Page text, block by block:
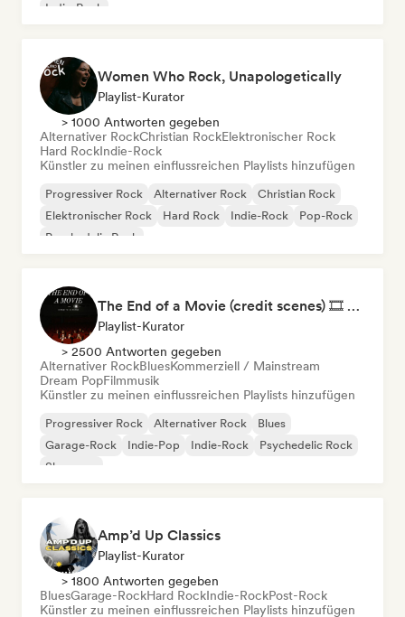
Indie-Rock
Women Who Rock, Unapologetically
Playlist-Kurator
> 1000 Antworten gegeben
Alternativer RockChristian RockElektronischer Rock
Hard RockIndie-Rock
Künstler zu meinen einflussreichen Playlists hinzufügen
Progressiver Rock Alternativer Rock
Christian Rock
Elektronischer Rock
Hard Rock Indie-Rock
Pop-Rock
Psychedelic Rock
The End of a Movie (credit scenes) 🎞️ Cinematic Dream Pop & Bedroom Indie
Playlist-Kurator
> 2500 Antworten gegeben
Alternativer RockBluesKommerziell / Mainstream
Dream PopFilmmusik
Künstler zu meinen einflussreichen Playlists hinzufügen
Progressiver Rock Alternativer Rock
Blues
Garage-Rock
Indie-Pop Indie-Rock
Psychedelic Rock
Shoegaze
Amp’d Up Classics
Playlist-Kurator
> 1800 Antworten gegeben
BluesGarage-RockHard RockIndie-RockPost-Rock
Künstler zu meinen einflussreichen Playlists hinzufügen